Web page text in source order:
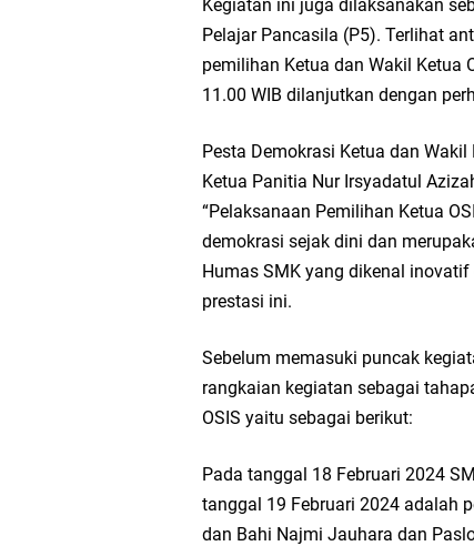
Kegiatan ini juga dilaksanakan
Pelajar Pancasila (P5). Terlihat
pemilihan Ketua dan Wakil Ketua
11.00 WIB dilanjutkan dengan
Pesta Demokrasi Ketua dan
Ketua Panitia Nur Irsyadatul
“Pelaksanaan Pemilihan Ketua
demokrasi sejak dini dan
Humas SMK yang dikenal
prestasi ini.
Sebelum memasuki puncak
rangkaian kegiatan sebagai
OSIS yaitu sebagai berikut:
Pada tanggal 18 Februari 2024
tanggal 19 Februari 2024 adalah
dan Bahi Najmi Jauhara dan